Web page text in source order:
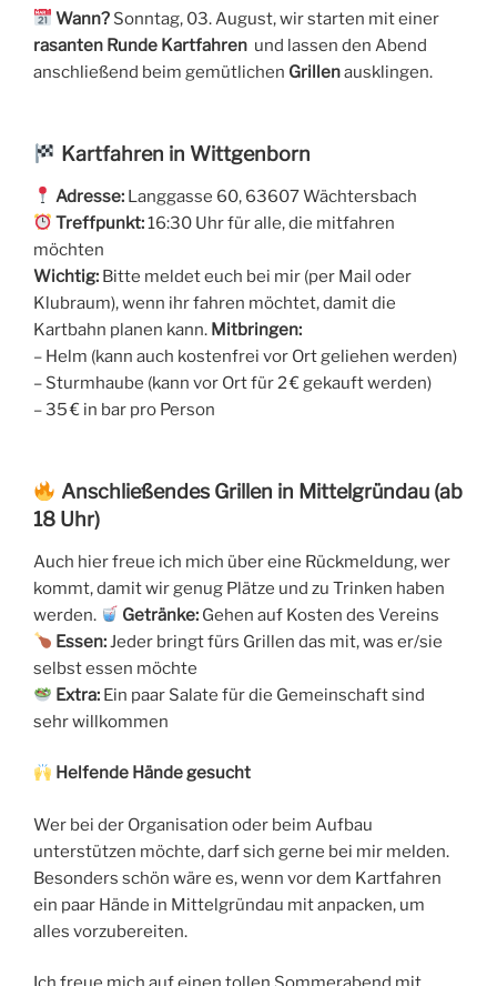
Wann? Sonntag, 03. August, wir starten mit einer
rasanten Runde Kartfahren und lassen den Abend
anschließend beim gemütlichen Grillenausklingen.
Kartfahren in Wittgenborn
Adresse: Langgasse 60, 63607 Wächtersbach
Treffpunkt:16:30 Uhr für alle, die mitfahren
möchten
Wichtig: Bitte meldet euch bei mir (per Mail oder
Klubraum), wenn ihr fahren möchtet, damit die
Kartbahn planen kann. Mitbringen:
– Helm (kann auch kostenfrei vor Ort geliehen werden)
– Sturmhaube (kann vor Ort für 2 € gekauft werden)
– 35 € in bar pro Person
Anschließendes Grillen in Mittelgründau (ab
18 Uhr)
Auch hier freue ich mich über eine Rückmeldung, wer
kommt, damit wir genug Plätze und zu Trinken haben
werden.
Getränke: Gehen auf Kosten des Vereins
Essen: Jeder bringt fürs Grillen das mit, was er/sie
selbst essen möchte
Extra: Ein paar Salate für die Gemeinschaft sind
sehr willkommen
Helfende Hände gesucht
Wer bei der Organisation oder beim Aufbau
unterstützen möchte, darf sich gerne bei mir melden.
Besonders schön wäre es, wenn vor dem Kartfahren
ein paar Hände in Mittelgründau mit anpacken, um
alles vorzubereiten.